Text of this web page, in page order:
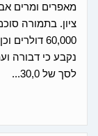
מאפרים ומרים
ציון. בתמורה
60,000
נקבע כי דבורה
לסך של 30,0...